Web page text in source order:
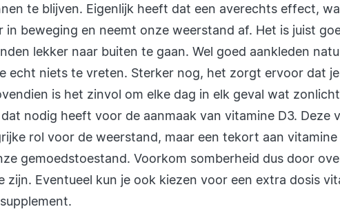
te blijven. Eigenlijk heeft dat een averechts effect,
in beweging en neemt onze weerstand af. Het is juist
lekker naar buiten te gaan. Wel goed aankleden
echt niets te vreten. Sterker nog, het zorgt ervoor dat
is het zinvol om elke dag in elk geval wat
nodig heeft voor de aanmaak van vitamine D3. Deze
rol voor de weerstand, maar een tekort aan
gemoedstoestand. Voorkom somberheid dus door
zijn. Eventueel kun je ook kiezen voor een extra dosis